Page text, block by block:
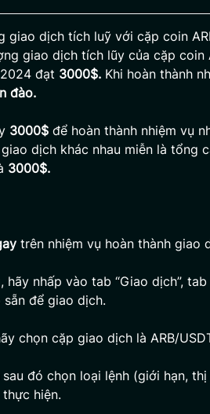
giao dịch tích luỹ với cặp coin
giao dịch tích lũy của cặp coin
đạt 3000$. Khi hoàn thành
đào.
3000$ để hoàn thành nhiệm vụ
dịch khác nhau miễn là tổng
3000$.
trên nhiệm vụ hoàn thành giao
hãy nhấp vào tab “Giao dịch”,
để giao dịch.
chọn cặp giao dịch là ARB/
sau đó chọn loại lệnh (giới hạn,
hiện.